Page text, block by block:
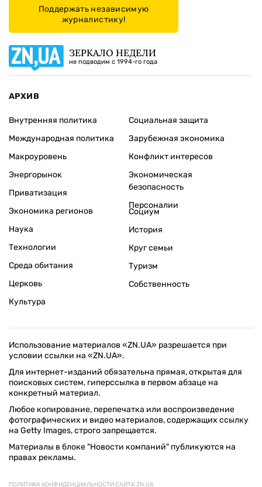
Поддержать независимую
журналистику!
ЗЕРКАЛО НЕДЕЛИ
не подводим с 1994-го года
АРХИВ
Внутренняя политика
Международная политика
Макроуровень
Энергорынок
Приватизация
Экономика регионов
Социальная защита
Зарубежная экономика
Конфликт интересов
Экономическая
безопасность
Персоналии
Наука
Технологии
Среда обитания
Церковь
Культура
Социум
История
Круг семьи
Туризм
Собственность
Использование материалов «ZN.UA» разрешается при
условии ссылки на «ZN.UA».
Для интернет-изданий обязательна прямая, открытая для
поисковых систем, гиперссылка в первом абзаце на
конкретный материал.
Любое копирование, перепечатка или воспроизведение
фотографических и видео материалов, содержащих ссылку
на Getty Images, строго запрещается.
Материалы в блоке "Новости компаний" публикуются на
правах рекламы.
ПОЛИТИКА КОНФИДЕНЦИАЛЬНОСТИ САЙТА ZN.UA